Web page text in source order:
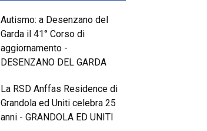
Autismo: a Desenzano del
Garda il 41° Corso di
aggiornamento -
DESENZANO DEL GARDA
La RSD Anffas Residence di
Grandola ed Uniti celebra 25
anni - GRANDOLA ED UNITI